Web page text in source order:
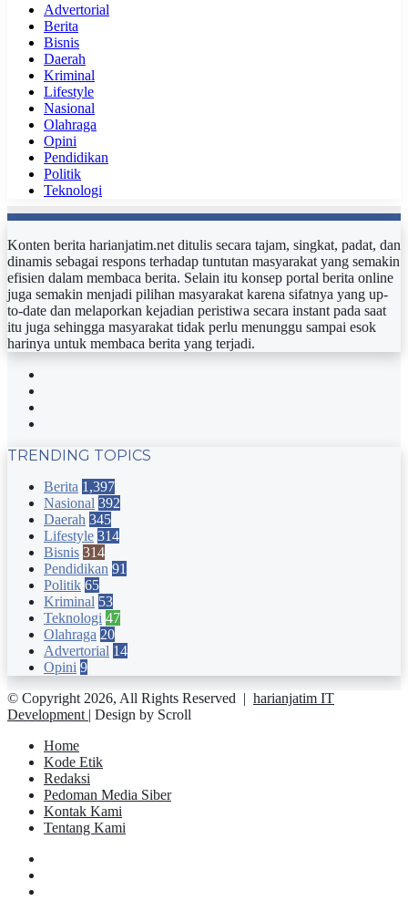
Advertorial
Berita
Bisnis
Daerah
Kriminal
Lifestyle
Nasional
Olahraga
Opini
Pendidikan
Politik
Teknologi
Konten berita harianjatim.net ditulis secara tajam, singkat, padat, dan
dinamis sebagai respons terhadap tuntutan masyarakat yang semakin
efisien dalam membaca berita. Selain itu konsep portal berita online
juga semakin menjadi pilihan masyarakat karena sifatnya yang up-
to-date dan melaporkan kejadian peristiwa secara instant pada saat
itu juga sehingga masyarakat tidak perlu menunggu sampai esok
harinya untuk membaca berita yang terjadi.
TRENDING TOPICS
Berita 1,397
Nasional 392
Daerah 345
Lifestyle 314
Bisnis 314
Pendidikan 91
Politik 65
Kriminal 53
Teknologi 47
Olahraga 20
Advertorial 14
Opini 9
© Copyright 2026, All Rights Reserved | harianjatim IT
Development | Design by Scroll
Home
Kode Etik
Redaksi
Pedoman Media Siber
Kontak Kami
Tentang Kami